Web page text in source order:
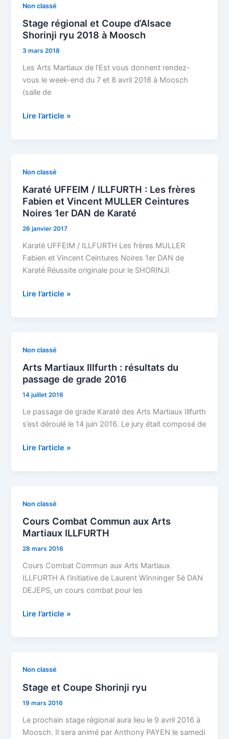
Non classé
Stage régional et Coupe d’Alsace
Shorinji ryu 2018 à Moosch
3 mars 2018
Les Arts Martiaux de l’Est vous donnent rendez-
vous le week-end du 7 et 8 avril 2018 à Moosch
(salle de
Stage
régional
et
Coupe
d’Alsace
Shorinji
ryu
2018
Moosch
Lire l’article »
Non classé
Karaté UFFEIM / ILLFURTH : Les frères
Fabien et Vincent MULLER Ceintures
Noires 1er DAN de Karaté
26 janvier 2017
Karaté UFFEIM / ILLFURTH Les frères MULLER
Fabien et Vincent Ceintures Noires 1er DAN de
Karaté Réussite originale pour le SHORINJI
Karaté
UFFEIM
/
ILLFURTH
Les
frères
Fabien
et
MULLER
Karaté
Lire l’article »
Non classé
Arts Martiaux Illfurth : résultats du
passage de grade 2016
14 juillet 2016
Le passage de grade Karaté des Arts Martiaux Illfurth
s’est déroulé le 14 juin 2016. Le jury était composé de
Arts
Martiaux
Illfurth
:
résultats
du
passage
grade
Lire l’article »
Non classé
Cours Combat Commun aux Arts
Martiaux ILLFURTH
28 mars 2016
Cours Combat Commun aux Arts Martiaux
ILLFURTH A l’initiative de Laurent Winninger 5è DAN
DEJEPS, un cours combat pour les
Cours
Commun
aux
Arts
Martiaux
ILLFURTH
Lire l’article »
Non classé
Stage et Coupe Shorinji ryu
19 mars 2016
Le prochain stage régional aura lieu le 9 avril 2016 à
Moosch. Il sera animé par Anthony PAYEN le samedi
Stage
Coupe
Shorinji
ryu